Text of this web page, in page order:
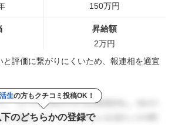
150万円
昇給額
2万円
と評価に繋がりにくいため、報連相を適宜
生の方もクチコミ投稿OK！
下のどちらかの登録で